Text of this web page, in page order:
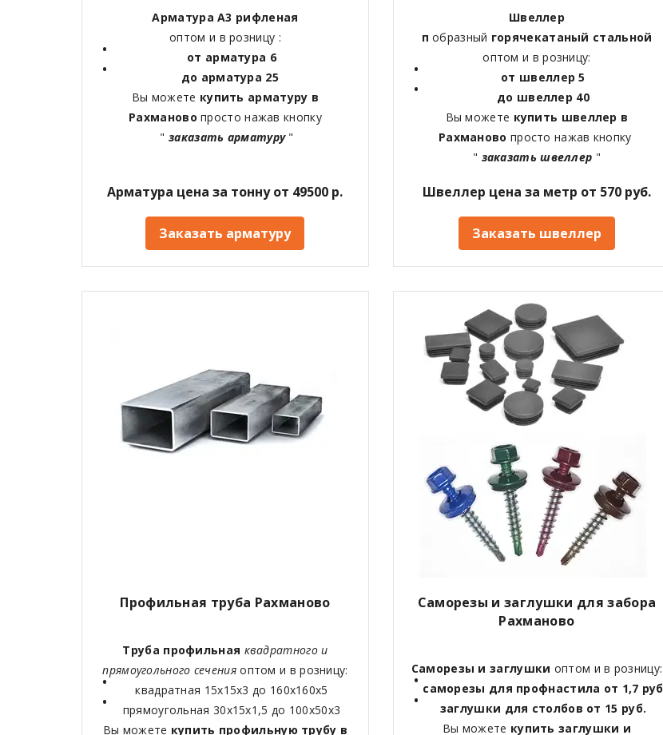
Арматура А3 рифленая
оптом и в розницу :
от арматура 6
до арматура 25
Вы можете купить арматуру в
Рахмановопросто нажав кнопку
"заказать арматуру"
Арматура цена за тонну от 49500 р.
Заказать арматуру
Швеллер
побразный горячекатаный стальной
оптом и в розницу:
от швеллер 5
до швеллер 40
Вы можете купить швеллер в
Рахманово просто нажав кнопку
" заказать швеллер "
Швеллер цена за метр от 570 руб.
Заказать швеллер
Профильная труба Рахманово
Труба профильная квадратного и
прямоугольного сеченияоптом и в розницу:
квадратная 15х15х3 до 160х160х5
прямоугольная 30х15х1,5 до 100х50х3
Вы можете купить профильную трубу в
Саморезы и заглушки для забора
Рахманово
Саморезы и заглушки оптом и в розницу:
саморезы для профнастила от 1,7 руб
заглушки для столбов от 15 руб.
Вы можете купить заглушки и